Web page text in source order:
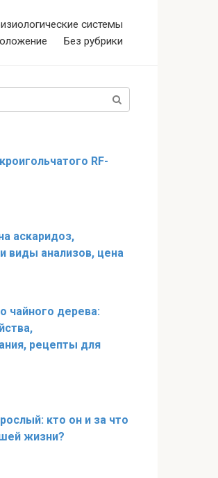
системы
Без рубрики
RF-
аскаридоз,
виды анализов, цена
чайного дерева:
рецепты для
кто он и за что
жизни?